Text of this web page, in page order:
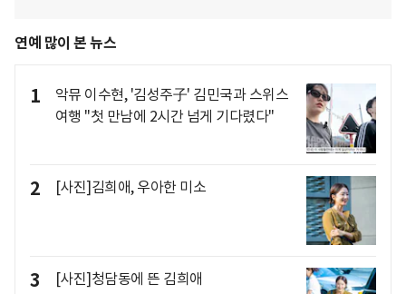
연예 많이 본 뉴스
1
악뮤 이수현, '김성주子' 김민국과 스위스
여행 "첫 만남에 2시간 넘게 기다렸다"
2 [사진]김희애, 우아한 미소
3 [사진]청담동에 뜬 김희애